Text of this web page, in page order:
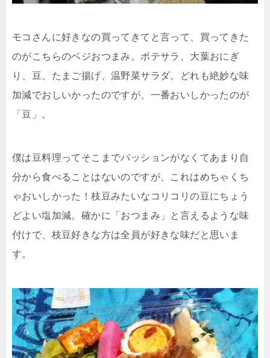
モコさんに好きなの買ってきてと言って、買ってきた
のがこちらのベジおつまみ。ポテサラ、大葉おにぎ
り、豆、たまご揚げ、温野菜サラダ。どれも絶妙な味
加減でおしいかったのですが、一番おいしかったのが
「豆」。
僕は豆料理ってそこまでパッションがなくてあまり自
分から食べることはないのですが、これはめちゃくち
ゃおいしかった！枝豆みたいなコリコリの豆にちょう
どよい塩加減。確かに「おつまみ」と言えるような味
付けで、枝豆好きな方は全員が好きな味だと思いま
す。